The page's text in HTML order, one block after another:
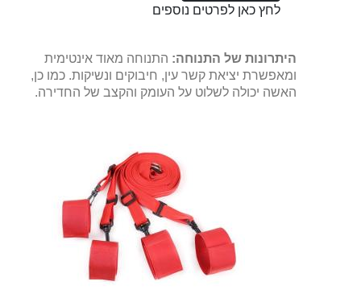
לחץ כאן לפרטים נוספים
היתרונות של התנוחה: התנוחה מאוד אינטימית
ומאפשרת יציאת קשר עין, חיבוקים ונשיקות. כמו כן,
האשה יכולה לשלוט על העומק והקצב של החדירה.